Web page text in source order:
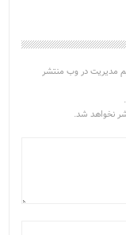
مدیریت در وب منتشر
نخواهد شد.